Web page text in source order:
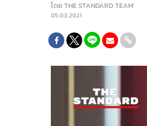
โดย THE STANDARD TEAM
05.03.2021